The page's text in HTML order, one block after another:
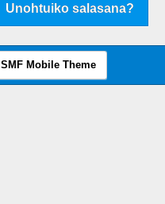
Unohtuiko salasana?
SMF Mobile Theme